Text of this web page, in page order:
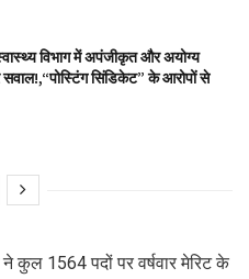
विभाग में अपंजीकृत और अयोग्य
सवाल!,“पोस्टिंग सिंडिकेट” के आरोपों से
कुल 1564 पदों पर वर्षवार मेरिट के